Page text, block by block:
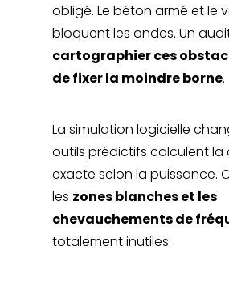
obligé. Le béton armé et le
bloquent les ondes. Un
cartographier ces
de fixer la moindre borne.
La simulation logicielle
outils prédictifs calculent la
exacte selon la puissance.
les zones blanches et les
chevauchements de
totalement inutiles.